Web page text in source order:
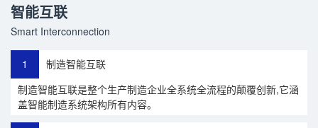
智能互联
Smart Interconnection
1
制造智能互联
制造智能互联是整个生产制造企业全系统全流程的颠覆创新,它涵
盖智能制造系统架构所有内容。